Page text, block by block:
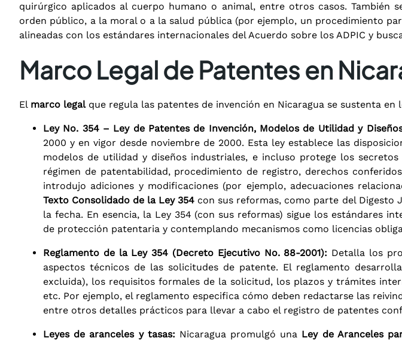
quirúrgico aplicados al cuerpo humano o animal, entre otros casos.
orden público, a la moral o a la salud pública (por ejemplo, un procedimiento
alineadas con los estándares internacionales del Acuerdo sobre los ADPIC y
Marco Legal de Patentes en
El marco legalque regula las patentes de invención en Nicaragua se sustenta
Ley No. 354 – Ley de Patentes de Invención, Modelos de Utilidad y
2000 y en vigor desde noviembre de 2000. Esta ley establece las
modelos de utilidad y diseños industriales, e incluso protege los
régimen de patentabilidad, procedimiento de registro, derechos
introdujo adiciones y modificaciones (por ejemplo, adecuaciones
Texto Consolidado de la Ley 354 con sus reformas, como parte del Digesto
la fecha. En esencia, la Ley 354 (con sus reformas) sigue los estándares
de protección patentaria y contemplando mecanismos como licencias
Reglamento de la Ley 354 (Decreto Ejecutivo No. 88-2001): Detalla los
aspectos técnicos de las solicitudes de patente. El reglamento
excluida), los requisitos formales de la solicitud, los plazos y trámites
etc. Por ejemplo, el reglamento especifica cómo deben redactarse las
entre otros detalles prácticos para llevar a cabo el registro de patentes
Leyes de aranceles y tasas: Nicaragua promulgó una Ley de Aranceles